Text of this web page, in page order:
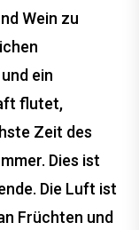
Wein zu
ein
flutet,
Zeit des
Dies ist
Die Luft ist
Früchten und